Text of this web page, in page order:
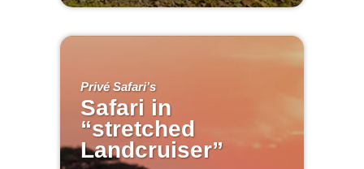
Privé Safari’s
Safari in
“stretched
Landcruiser”